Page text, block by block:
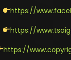
https://
https://
https://